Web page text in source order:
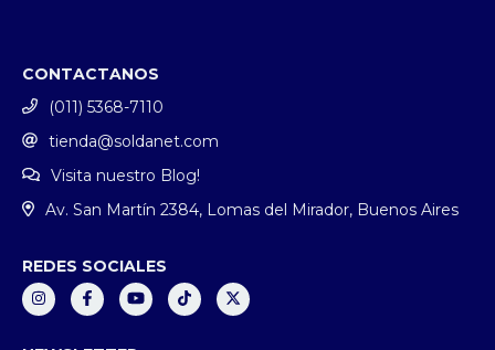
CONTACTANOS
(011) 5368-7110
tienda@soldanet.com
Visita nuestro Blog!
Av. San Martín 2384, Lomas del Mirador, Buenos Aires
REDES SOCIALES